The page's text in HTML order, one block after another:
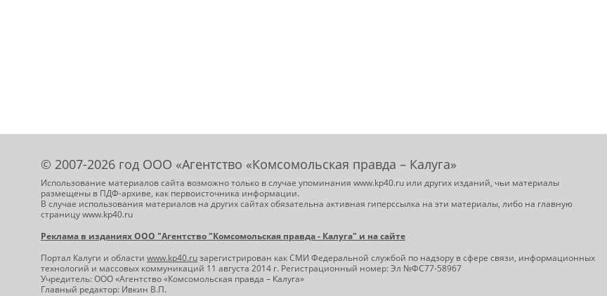
© 2007-2026 год ООО «Агентство «Комсомольская правда – Калуга»
Использование материалов сайта возможно только в случае упоминания www.kp40.ru или других изданий, чьи материалы
размещены в ПДФ-архиве, как первоисточника информации.
В случае использования материалов на других сайтах обязательна активная гиперссылка на эти материалы, либо на главную
страницу www.kp40.ru
Реклама в изданиях ООО "Агентство "Комсомольская правда - Калуга" и на сайте
Портал Калуги и области www.kp40.ruзарегистрирован как СМИ Федеральной службой по надзору в сфере связи, информационных
технологий и массовых коммуникаций 11 августа 2014 г. Регистрационный номер: Эл №ФС77-58967
Учредитель: ООО «Агентство «Комсомольская правда – Калуга»
Главный редактор: Ивкин В.П.